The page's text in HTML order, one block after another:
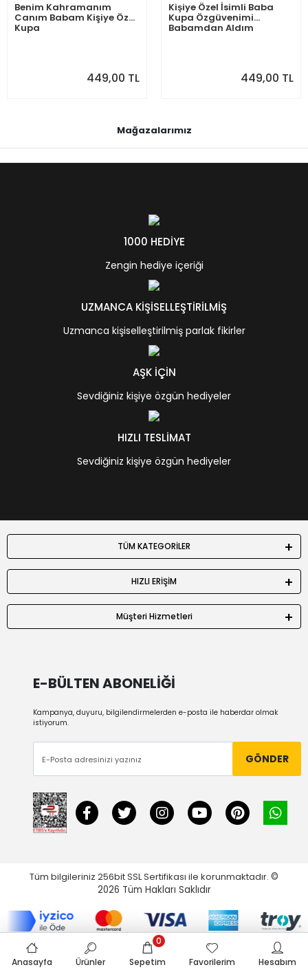
Benim Kahramanım
Canım Babam Kişiye Özel
Kupa
449,00 TL
Kişiye Özel İsimli Baba
Kupa Özgüvenimi
Babamdan Aldım
449,00 TL
Mağazalarımız
1000 HEDİYE
Zengin hediye içeriği
UZMANCA KİŞİSELLEŞTİRİLMİŞ
Uzmanca kişiselleştirilmiş parlak fikirler
AŞK İÇİN
Sevdiğiniz kişiye özgün hediyeler
HIZLI TESLİMAT
Sevdiğiniz kişiye özgün hediyeler
TÜM KATEGORİLER
HIZLI ERİŞİM
Müşteri Hizmetleri
E-BÜLTEN ABONELİĞİ
Kampanya, duyuru, bilgilendirmelerden e-posta ile haberdar olmak
istiyorum.
GÖNDER
Tüm bilgileriniz 256bit SSL Sertifikası ile korunmaktadır. ©
2026 Tüm Hakları Saklıdır
Anasayfa Ürünler Sepetim
0
Favorilerim
Hesabım